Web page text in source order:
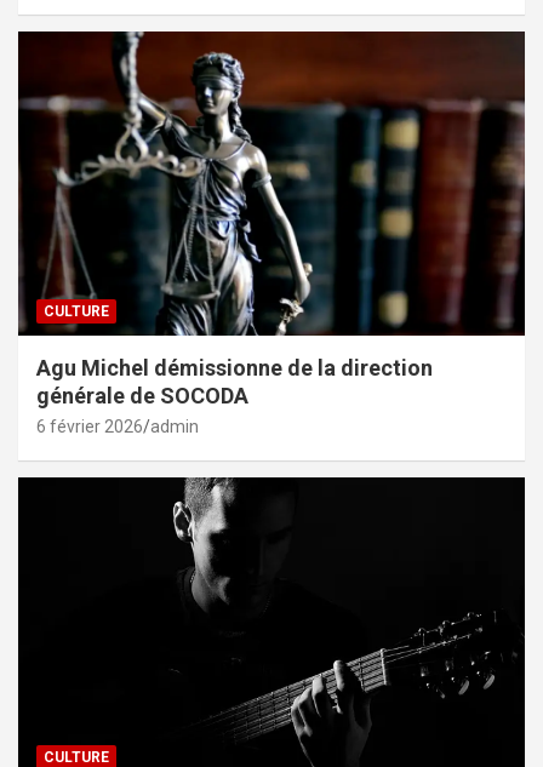
CULTURE
Agu Michel démissionne de la direction
générale de SOCODA
6 février 2026 admin
CULTURE